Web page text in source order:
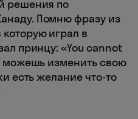
решения по
Помню фразу из
играл в
принцу: «You cannot
можешь изменить свою
есть желание что-то